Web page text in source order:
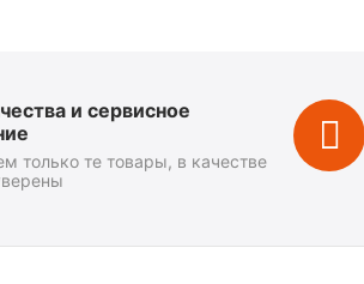
и сервисное
только те товары, в качестве